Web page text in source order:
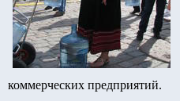
коммерческих предприятий.